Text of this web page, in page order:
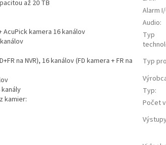
až 20 TB
AcuPick kamera 16 kanálov
na NVR), 16 kanálov (FD kamera + FR na
kamier:
Alarm
Audio:
Typ
Typ
Typ:
Počet